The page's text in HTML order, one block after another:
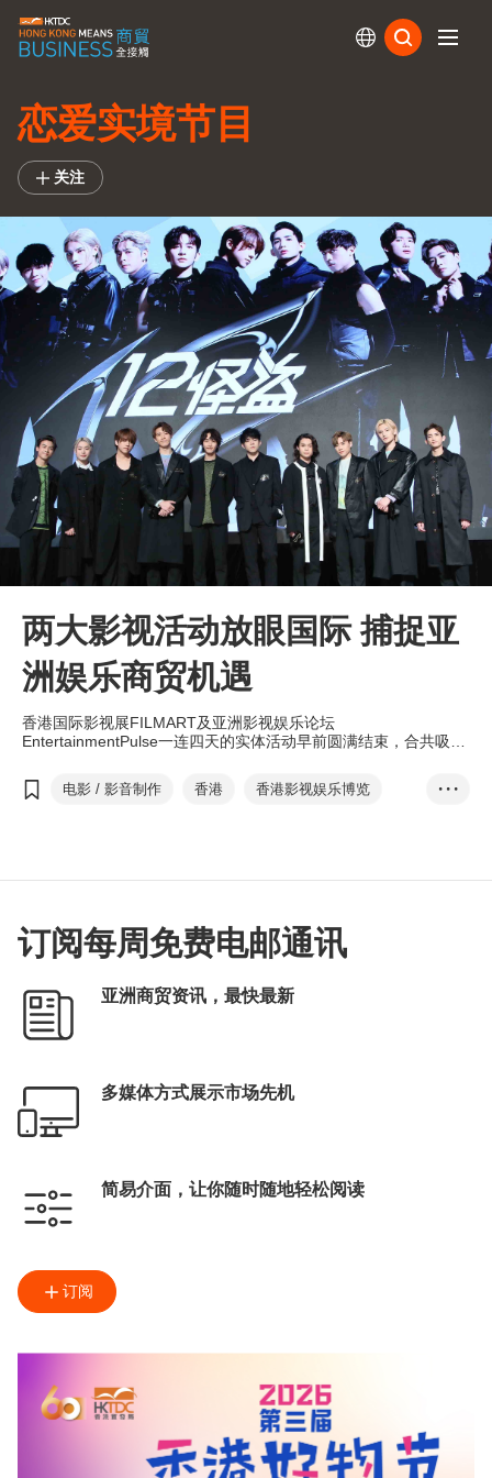
恋爱实境节目
关注
两大影视活动放眼国际 捕捉亚
洲娱乐商贸机遇
香港国际影视展FILMART及亚洲影视娱乐论坛
EntertainmentPulse一连四天的实体活动早前圆满结束，合共吸引
娱乐商贸平台优势，而线上平台将继续开放至4月中，延续商机。
电影 / 影音制作 香港
香港影视娱乐博览
数字娱乐
恋爱实境节目 Web3
• • •
订阅每周免费电邮通讯
亚洲商贸资讯，最快最新
多媒体方式展示市场先机
简易介面，让你随时随地轻松阅读
订阅